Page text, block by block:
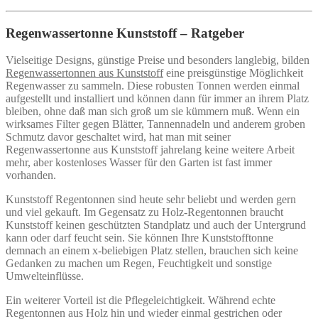
Regenwassertonne Kunststoff – Ratgeber
Vielseitige Designs, günstige Preise und besonders langlebig, bilden
Regenwassertonnen aus Kunststoffeine preisgünstige Möglichkeit
Regenwasser zu sammeln. Diese robusten Tonnen werden einmal
aufgestellt und installiert und können dann für immer an ihrem Platz
bleiben, ohne daß man sich groß um sie kümmern muß. Wenn ein
wirksames Filter gegen Blätter, Tannennadeln und anderem groben
Schmutz davor geschaltet wird, hat man mit seiner
Regenwassertonne aus Kunststoff jahrelang keine weitere Arbeit
mehr, aber kostenloses Wasser für den Garten ist fast immer
vorhanden.
Kunststoff Regentonnen sind heute sehr beliebt und werden gern
und viel gekauft. Im Gegensatz zu Holz-Regentonnen braucht
Kunststoff keinen geschützten Standplatz und auch der Untergrund
kann oder darf feucht sein. Sie können Ihre Kunststofftonne
demnach an einem x-beliebigen Platz stellen, brauchen sich keine
Gedanken zu machen um Regen, Feuchtigkeit und sonstige
Umwelteinflüsse.
Ein weiterer Vorteil ist die Pflegeleichtigkeit. Während echte
Regentonnen aus Holz hin und wieder einmal gestrichen oder